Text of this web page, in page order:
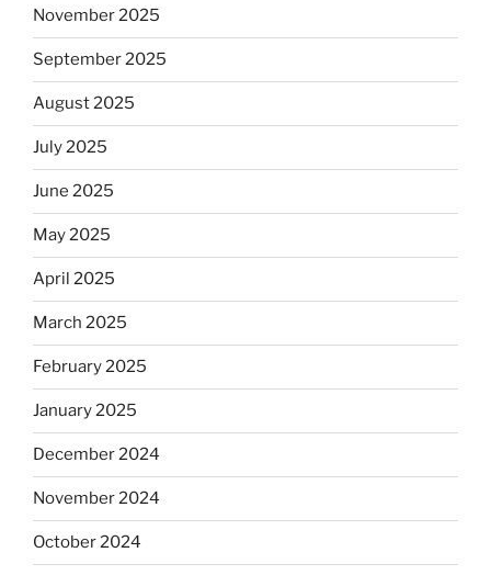
November 2025
September 2025
August 2025
July 2025
June 2025
May 2025
April 2025
March 2025
February 2025
January 2025
December 2024
November 2024
October 2024